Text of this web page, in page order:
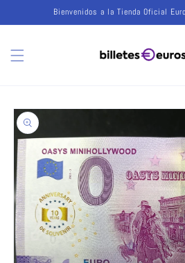
directamente
al contenido
Bienvenidos a la Tienda Oficial
directamente
a la
información
del producto